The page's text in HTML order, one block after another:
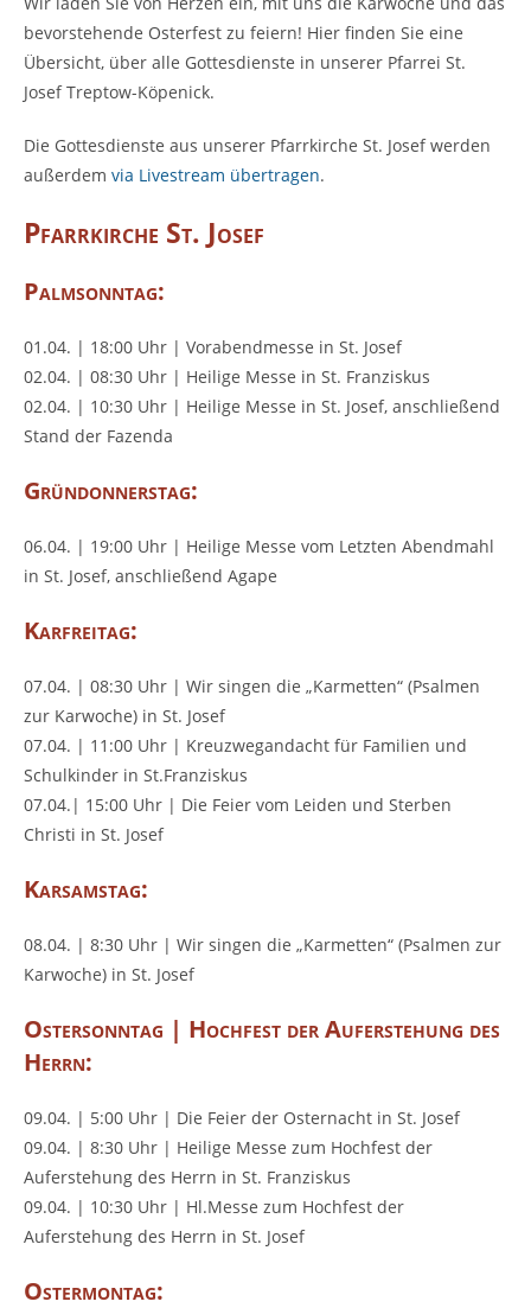
bevorstehende Osterfest zu feiern! Hier finden Sie eine
Übersicht, über alle Gottesdienste in unserer Pfarrei St.
Josef Treptow-Köpenick.
Die Gottesdienste aus unserer Pfarrkirche St. Josef werden
außerdem via Livestream übertragen.
Pfarrkirche St. Josef
Palmsonntag:
01.04. | 18:00 Uhr | Vorabendmesse in St. Josef
02.04. | 08:30 Uhr | Heilige Messe in St. Franziskus
02.04. | 10:30 Uhr | Heilige Messe in St. Josef, anschließend
Stand der Fazenda
Gründonnerstag:
06.04. | 19:00 Uhr | Heilige Messe vom Letzten Abendmahl
in St. Josef, anschließend Agape
Karfreitag:
07.04. | 08:30 Uhr | Wir singen die „Karmetten“ (Psalmen
zur Karwoche) in St. Josef
07.04. | 11:00 Uhr | Kreuzwegandacht für Familien und
Schulkinder in St.Franziskus
07.04.| 15:00 Uhr | Die Feier vom Leiden und Sterben
Christi in St. Josef
Karsamstag:
08.04. | 8:30 Uhr | Wir singen die „Karmetten“ (Psalmen zur
Karwoche) in St. Josef
Ostersonntag | Hochfest der Auferstehung des
Herrn:
09.04. | 5:00 Uhr | Die Feier der Osternacht in St. Josef
09.04. | 8:30 Uhr | Heilige Messe zum Hochfest der
Auferstehung des Herrn in St. Franziskus
09.04. | 10:30 Uhr | Hl.Messe zum Hochfest der
Auferstehung des Herrn in St. Josef
Ostermontag: